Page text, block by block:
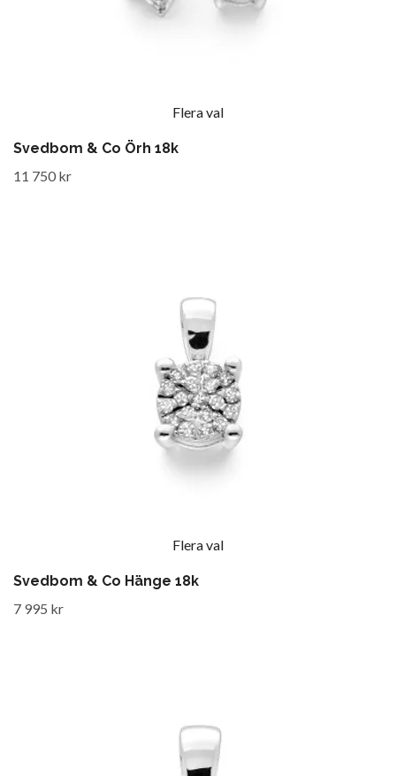
Flera val
Svedbom & Co Örh 18k
11 750 kr
Flera val
Svedbom & Co Hänge 18k
7 995 kr